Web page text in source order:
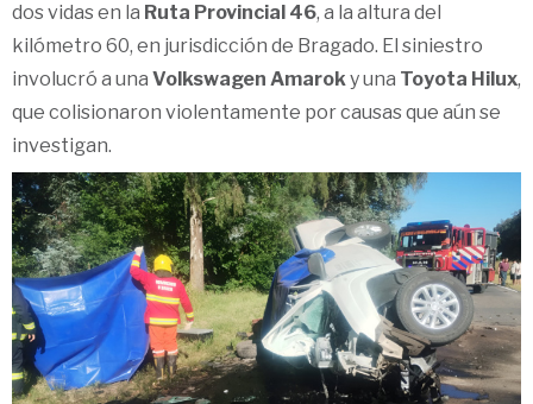
dos vidas en la Ruta Provincial 46, a la altura del
kilómetro 60, en jurisdicción de Bragado. El siniestro
involucró a una Volkswagen Amaroky una Toyota Hilux,
que colisionaron violentamente por causas que aún se
investigan.